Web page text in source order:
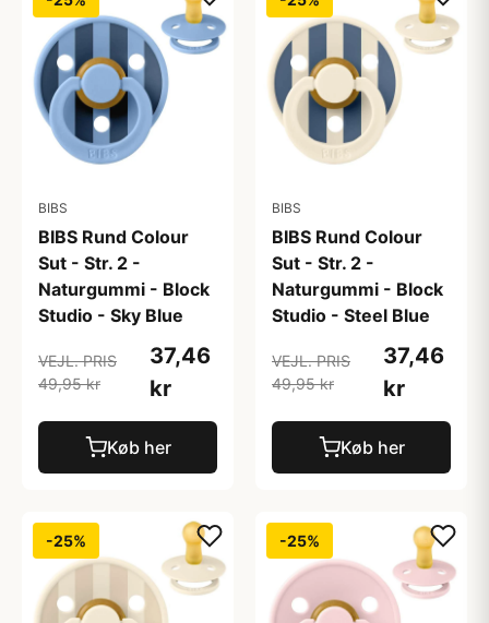
BIBS
BIBS Rund Colour
Sut - Str. 2 -
Naturgummi - Block
Studio - Sky Blue
VEJL. PRIS
49,95 kr
37,46
kr
Køb her
BIBS
BIBS Rund Colour
Sut - Str. 2 -
Naturgummi - Block
Studio - Steel Blue
VEJL. PRIS
49,95 kr
37,46
kr
Køb her
-25% -25%